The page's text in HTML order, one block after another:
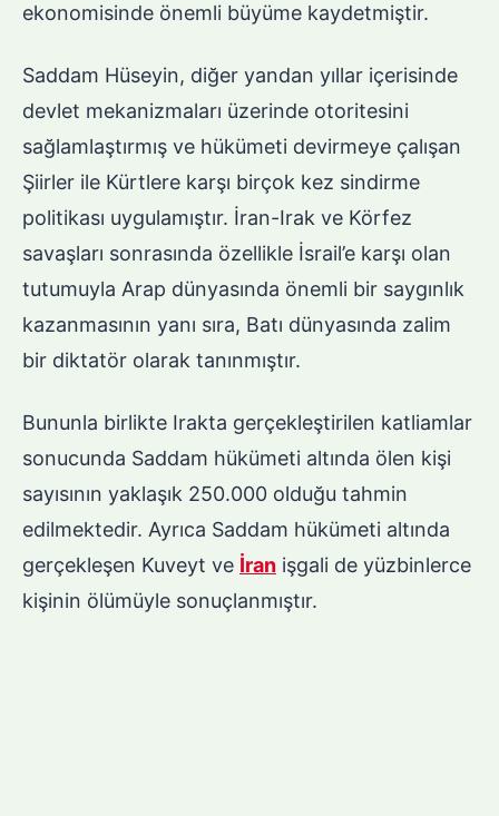
ekonomisinde önemli büyüme kaydetmiştir.
Saddam Hüseyin, diğer yandan yıllar içerisinde
devlet mekanizmaları üzerinde otoritesini
sağlamlaştırmış ve hükümeti devirmeye çalışan
Şiirler ile Kürtlere karşı birçok kez sindirme
politikası uygulamıştır. İran-Irak ve Körfez
savaşları sonrasında özellikle İsrail’e karşı olan
tutumuyla Arap dünyasında önemli bir saygınlık
kazanmasının yanı sıra, Batı dünyasında zalim
bir diktatör olarak tanınmıştır.
Bununla birlikte Irakta gerçekleştirilen katliamlar
sonucunda Saddam hükümeti altında ölen kişi
sayısının yaklaşık 250.000 olduğu tahmin
edilmektedir. Ayrıca Saddam hükümeti altında
gerçekleşen Kuveyt ve İran işgali de yüzbinlerce
kişinin ölümüyle sonuçlanmıştır.